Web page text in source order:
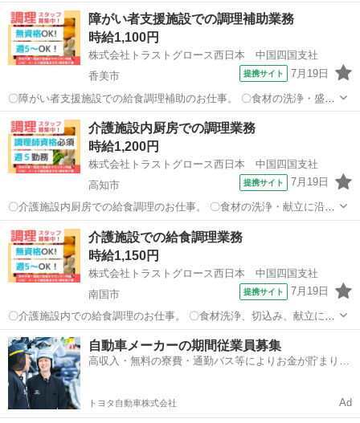
ーズが運営する寿司居酒屋「や台ずし」では、 鮮魚の一部を加工済み
の状態で仕入れることで仕込みの負担を大幅に削減しています。 入社
後は余計な工程に時間...
高知 高知市 キッチン
障がい者支援施設での調理補助業務
時給1,100円
株式会社トラストグロース西日本 中国四国支社
香美市
提携サイト 7月19日
〇障がい者支援施設での給食調理補助のお仕事。 〇食材の洗浄・盛付
け・配膳・食器洗浄・掃除 等。 ●難しい調理作業はなく、介護施設
での勤務が初めての方でも安心です。 《必須資格・条件》 ◇仕事とし
ての調理補助業務経験者(年...
高知 香美市 キッチン
介護施設内厨房での調理業務
時給1,200円
株式会社トラストグロース西日本 中国四国支社
高知市
提携サイト 7月19日
〇介護施設内厨房での給食調理のお仕事。 〇食材の洗浄・献立に沿っ
た調理・盛付け・配膳・食器洗浄・掃除 等。 ●難しい調理作業はな
く、介護施設での勤務が初めての方でも安心です。 《必須資格》 ◇調
理師 《必須条件》 ◇調...
高知 高知市 キッチン
介護施設での給食調理業務
時給1,150円
株式会社トラストグロース西日本 中国四国支社
南国市
提携サイト 7月19日
〇介護施設内での給食調理のお仕事。 〇食材洗浄、切込み、献立に沿
った調理、盛付け、配膳、食器洗浄、掃除 等。 ●難しい調理作業は
無いので、介護施設勤務が初めての方でも安心して勤務できます。 ●
女性スタッフ活躍中。 《必須...
高知 南国市 キッチン
自動車メーカーの期間従業員募集
高収入・無料の寮費・通勤バス等によりお金が貯まりや
トヨタ自動車株式会社 Ad